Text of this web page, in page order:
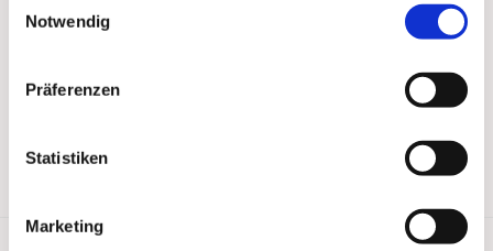
Notwendig
Präferenzen
Statistiken
Marketing